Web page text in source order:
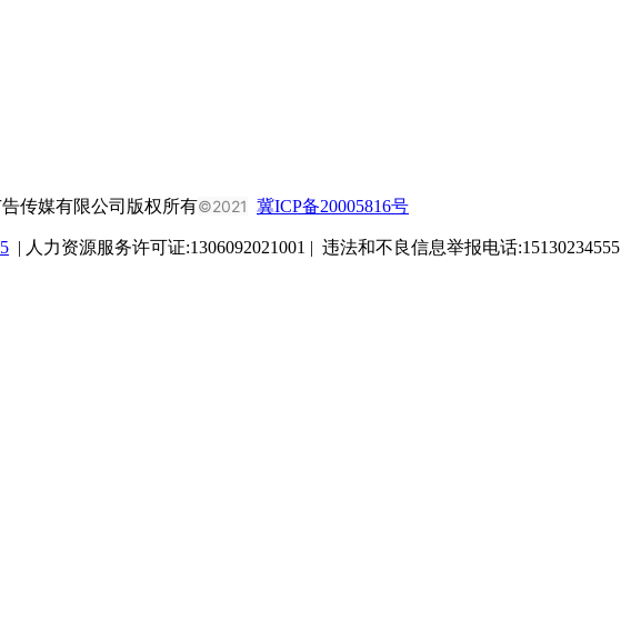
传媒有限公司版权所有©2021 冀ICP备20005816号
| 人力资源服务许可证:1306092021001 | 违法和不良信息举报电话:15130234555